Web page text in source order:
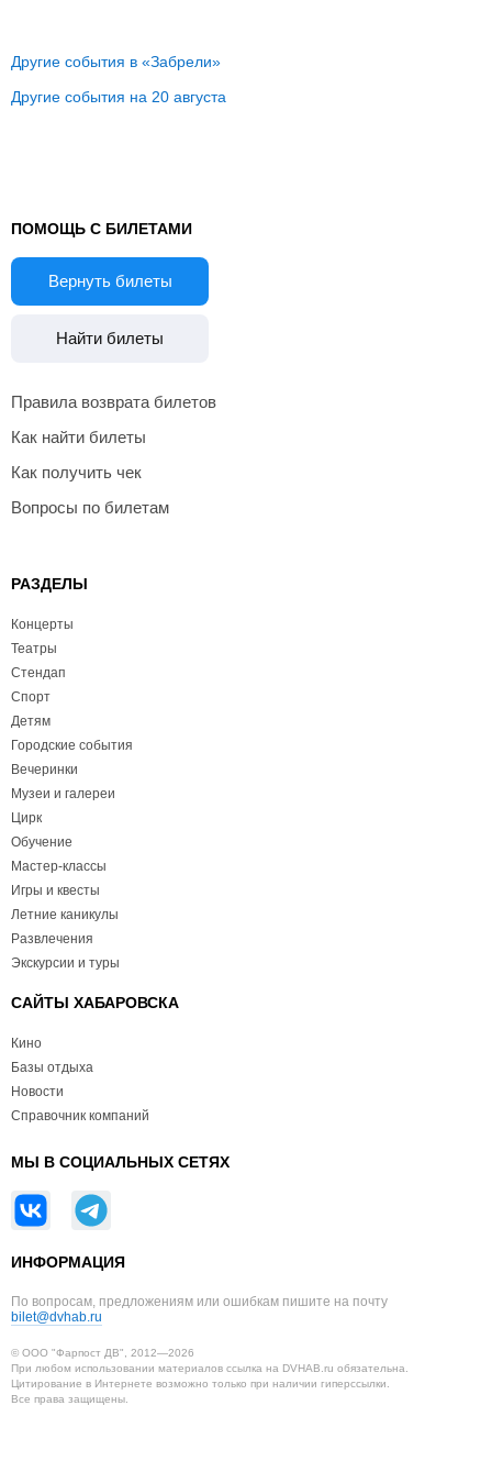
Другие события в «Забрели»
Другие события на 20 августа
ПОМОЩЬ С БИЛЕТАМИ
Вернуть билеты
Найти билеты
Правила возврата билетов
Как найти билеты
Как получить чек
Вопросы по билетам
РАЗДЕЛЫ
Концерты
Театры
Стендап
Спорт
Детям
Городские события
Вечеринки
Музеи и галереи
Цирк
Обучение
Мастер-классы
Игры и квесты
Летние каникулы
Развлечения
Экскурсии и туры
САЙТЫ ХАБАРОВСКА
Кино
Базы отдыха
Новости
Справочник компаний
МЫ В СОЦИАЛЬНЫХ СЕТЯХ
ИНФОРМАЦИЯ
По вопросам, предложениям или ошибкам пишите на почту
bilet@dvhab.ru
© ООО "Фарпост ДВ", 2012—2026
При любом использовании материалов ссылка на DVHAB.ru обязательна.
Цитирование в Интернете возможно только при наличии гиперссылки.
Все права защищены.